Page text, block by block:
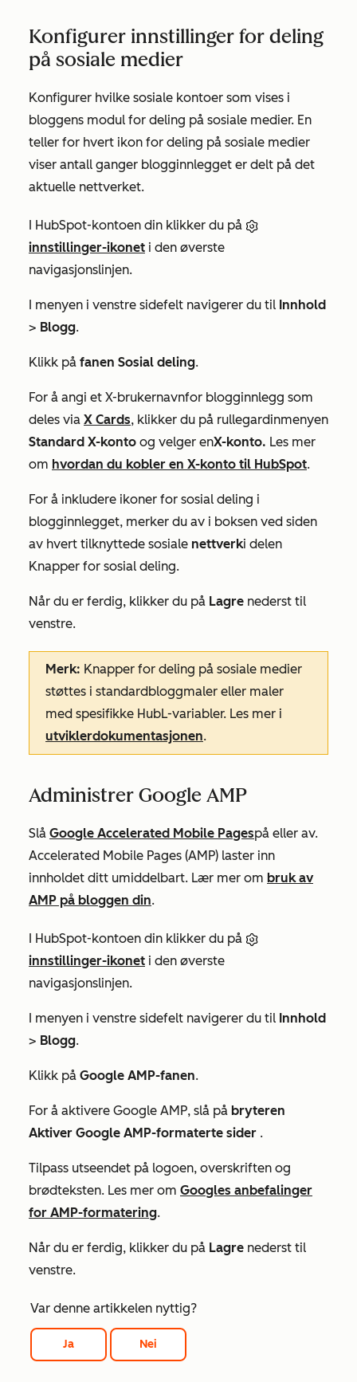
Konfigurer innstillinger for deling
på sosiale medier
Konfigurer hvilke sosiale kontoer som vises i
bloggens modul for deling på sosiale medier. En
teller for hvert ikon for deling på sosiale medier
viser antall ganger blogginnlegget er delt på det
aktuelle nettverket.
I HubSpot-kontoen din klikker du på
innstillinger-ikonet i den øverste
navigasjonslinjen.
I menyen i venstre sidefelt navigerer du til Innhold
> Blogg.
Klikk på fanen Sosial deling.
For å angi et X-brukernavnfor blogginnlegg som
deles via X Cards, klikker du på rullegardinmenyen
Standard X-konto og velger enX-konto. Les mer
om hvordan du kobler en X-konto til HubSpot.
For å inkludere ikoner for sosial deling i
blogginnlegget, merker du av i boksen ved siden
av hvert tilknyttede sosiale nettverki delen
Knapper for sosial deling.
Når du er ferdig, klikker du på Lagre nederst til
venstre.
Merk: Knapper for deling på sosiale medier
støttes i standardbloggmaler eller maler
med spesifikke HubL-variabler. Les mer i
utviklerdokumentasjonen.
Administrer Google AMP
Slå Google Accelerated Mobile Pagespå eller av.
Accelerated Mobile Pages (AMP) laster inn
innholdet ditt umiddelbart. Lær mer om bruk av
AMP på bloggen din.
I HubSpot-kontoen din klikker du på
innstillinger-ikonet i den øverste
navigasjonslinjen.
I menyen i venstre sidefelt navigerer du til Innhold
> Blogg.
Klikk på Google AMP-fanen.
For å aktivere Google AMP, slå på bryteren
Aktiver Google AMP-formaterte sider .
Tilpass utseendet på logoen, overskriften og
brødteksten. Les mer om Googles anbefalinger
for AMP-formatering.
Når du er ferdig, klikker du på Lagre nederst til
venstre.
Var denne artikkelen nyttig?
Ja Nei